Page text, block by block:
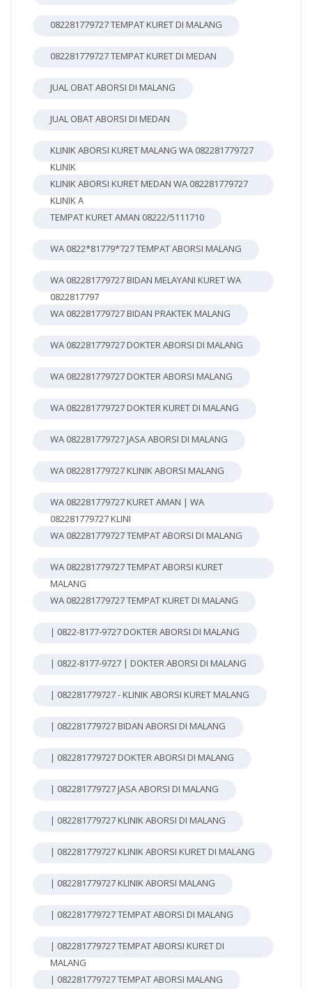
082281779727 TEMPAT KURET DI MALANG
082281779727 TEMPAT KURET DI MEDAN
JUAL OBAT ABORSI DI MALANG
JUAL OBAT ABORSI DI MEDAN
KLINIK ABORSI KURET MALANG WA 082281779727
KLINIK
KLINIK ABORSI KURET MEDAN WA 082281779727
KLINIK A
TEMPAT KURET AMAN 08222/5111710
WA 0822*81779*727 TEMPAT ABORSI MALANG
WA 082281779727 BIDAN MELAYANI KURET WA
0822817797
WA 082281779727 BIDAN PRAKTEK MALANG
WA 082281779727 DOKTER ABORSI DI MALANG
WA 082281779727 DOKTER ABORSI MALANG
WA 082281779727 DOKTER KURET DI MALANG
WA 082281779727 JASA ABORSI DI MALANG
WA 082281779727 KLINIK ABORSI MALANG
WA 082281779727 KURET AMAN | WA
082281779727 KLINI
WA 082281779727 TEMPAT ABORSI DI MALANG
WA 082281779727 TEMPAT ABORSI KURET
MALANG
WA 082281779727 TEMPAT KURET DI MALANG
| 0822-8177-9727 DOKTER ABORSI DI MALANG
| 0822-8177-9727 | DOKTER ABORSI DI MALANG
| 082281779727 - KLINIK ABORSI KURET MALANG
| 082281779727 BIDAN ABORSI DI MALANG
| 082281779727 DOKTER ABORSI DI MALANG
| 082281779727 JASA ABORSI DI MALANG
| 082281779727 KLINIK ABORSI DI MALANG
| 082281779727 KLINIK ABORSI KURET DI MALANG
| 082281779727 KLINIK ABORSI MALANG
| 082281779727 TEMPAT ABORSI DI MALANG
| 082281779727 TEMPAT ABORSI KURET DI
MALANG
| 082281779727 TEMPAT ABORSI MALANG